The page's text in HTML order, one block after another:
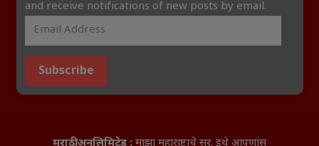
and receive notifications of new posts by email.
Subscribe